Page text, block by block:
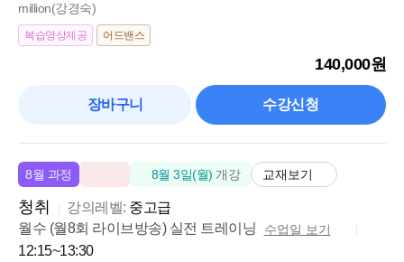
million(강경숙)
복습영상제공 어드밴스
140,000원
장바구니 수강신청
8월 과정 8월 3일(월) 개강 교재보기
청취 강의레벨: 중고급
월수 (월8회 라이브방송) 실전 트레이닝
수업일 보기
12:15~13:30